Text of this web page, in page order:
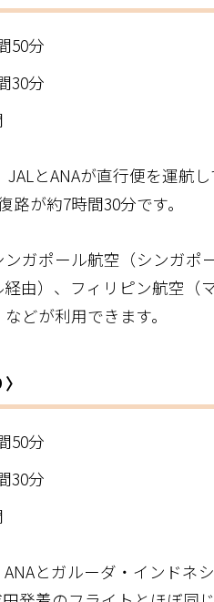
の時差
機で日本からインドネシアまで
ネシア人と日本人
んでよい旅を
50分
30分
とANAが直行便を運航
が約7時間30分です。
ガポール航空（シンガポ
由）、フィリピン航空（
どが利用できます。
50分
30分
とガルーダ・インドネ